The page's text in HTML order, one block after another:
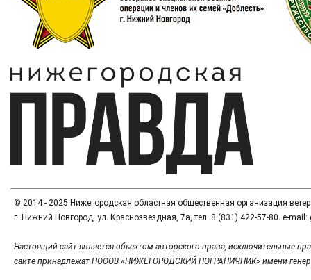
© 2014 - 2025 Нижегородская областная общественная организация
г. Нижний Новгород, ул. Краснозвездная, 7а, тел. 8 (831) 422-57-80. e-
Настоящий сайт является объектом авторского права, исключительные
сайте принадлежат НОООВ «НИЖЕГОРОДСКИЙ ПОГРАНИЧНИК» имени